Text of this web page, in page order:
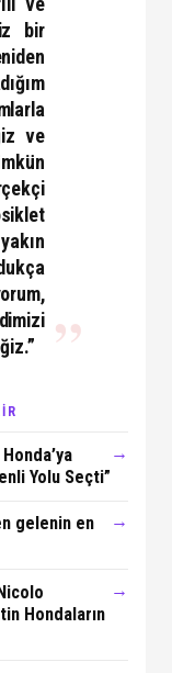
bir
ve
Yolu Seçti”
→
gelenin en
→
Hondaların
→